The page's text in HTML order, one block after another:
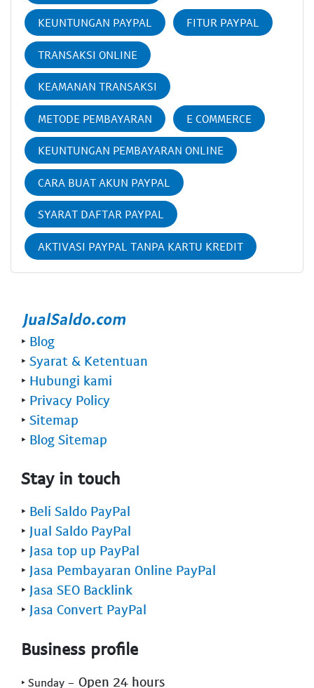
KEUNTUNGAN PAYPAL FITUR PAYPAL
TRANSAKSI ONLINE
KEAMANAN TRANSAKSI
METODE PEMBAYARAN E COMMERCE
KEUNTUNGAN PEMBAYARAN ONLINE
CARA BUAT AKUN PAYPAL
SYARAT DAFTAR PAYPAL
AKTIVASI PAYPAL TANPA KARTU KREDIT
‣ Blog
‣ Syarat & Ketentuan
‣ Hubungi kami
‣ Privacy Policy
‣ Sitemap
‣ Blog Sitemap
Stay in touch
‣ Beli Saldo PayPal
‣ Jual Saldo PayPal
‣ Jasa top up PayPal
‣ Jasa Pembayaran Online PayPal
‣ Jasa SEO Backlink
‣ Jasa Convert PayPal
Business profile
‣ Sunday - Open 24 hours